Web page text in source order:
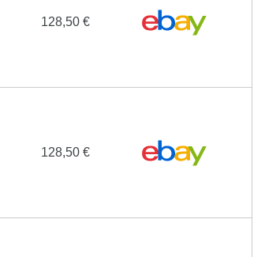
128,50 €
128,50 €